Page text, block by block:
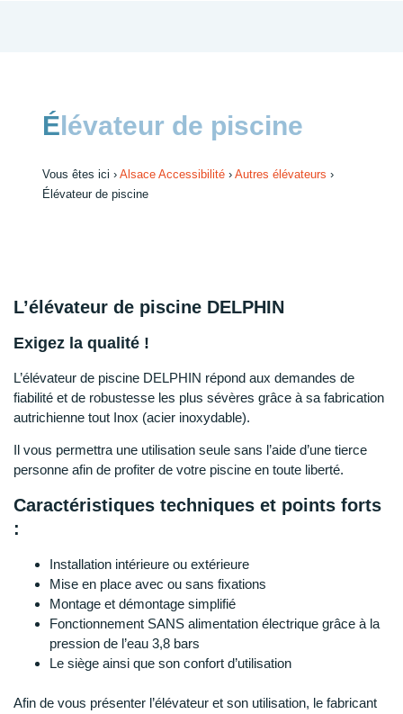
Élévateur de piscine
Vous êtes ici › Alsace Accessibilité › Autres élévateurs ›
Élévateur de piscine
L’élévateur de piscine DELPHIN
Exigez la qualité !
L’élévateur de piscine DELPHIN répond aux demandes de
fiabilité et de robustesse les plus sévères grâce à sa fabrication
autrichienne tout Inox (acier inoxydable).
Il vous permettra une utilisation seule sans l’aide d’une tierce
personne afin de profiter de votre piscine en toute liberté.
Caractéristiques techniques et points forts
:
Installation intérieure ou extérieure
Mise en place avec ou sans fixations
Montage et démontage simplifié
Fonctionnement SANS alimentation électrique grâce à la
pression de l’eau 3,8 bars
Le siège ainsi que son confort d’utilisation
Afin de vous présenter l’élévateur et son utilisation, le fabricant